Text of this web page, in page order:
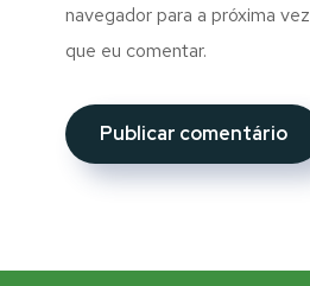
navegador para a próxima vez
que eu comentar.